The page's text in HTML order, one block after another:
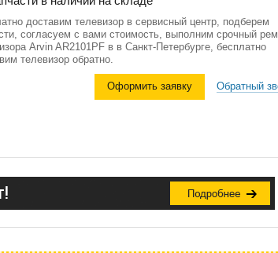
доставим телевизор в сервисный центр, подберем
согласуем с вами стоимость, выполним срочный
Arvin AR2101PF в в Санкт-Петербурге, бесплатно
телевизор обратно.
Оформить заявку Обратный